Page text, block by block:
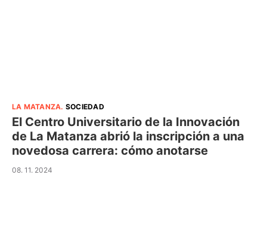
LA MATANZA. SOCIEDAD
El Centro Universitario de la Innovación
de La Matanza abrió la inscripción a una
novedosa carrera: cómo anotarse
08. 11. 2024